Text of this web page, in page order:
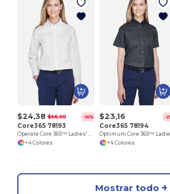
$24,38 $56,00 -56%
Core365 78193
Operate Core 365™ Ladies' Long Sleeve Twill Shirts
+4 Colores
$23,16 -
Core365 78194
+4 Colores
Mostrar todo